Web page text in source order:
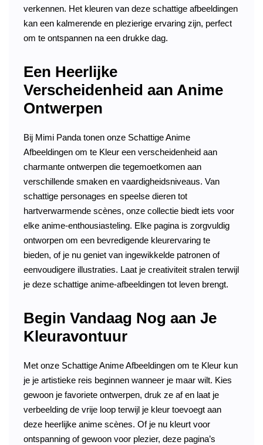
verkennen. Het kleuren van deze schattige afbeeldingen
kan een kalmerende en plezierige ervaring zijn, perfect
om te ontspannen na een drukke dag.
Een Heerlijke
Verscheidenheid aan Anime
Ontwerpen
Bij Mimi Panda tonen onze Schattige Anime
Afbeeldingen om te Kleur een verscheidenheid aan
charmante ontwerpen die tegemoetkomen aan
verschillende smaken en vaardigheidsniveaus. Van
schattige personages en speelse dieren tot
hartverwarmende scènes, onze collectie biedt iets voor
elke anime-enthousiasteling. Elke pagina is zorgvuldig
ontworpen om een bevredigende kleurervaring te
bieden, of je nu geniet van ingewikkelde patronen of
eenvoudigere illustraties. Laat je creativiteit stralen terwijl
je deze schattige anime-afbeeldingen tot leven brengt.
Begin Vandaag Nog aan Je
Kleuravontuur
Met onze Schattige Anime Afbeeldingen om te Kleur kun
je je artistieke reis beginnen wanneer je maar wilt. Kies
gewoon je favoriete ontwerpen, druk ze af en laat je
verbeelding de vrije loop terwijl je kleur toevoegt aan
deze heerlijke anime scènes. Of je nu kleurt voor
ontspanning of gewoon voor plezier, deze pagina’s